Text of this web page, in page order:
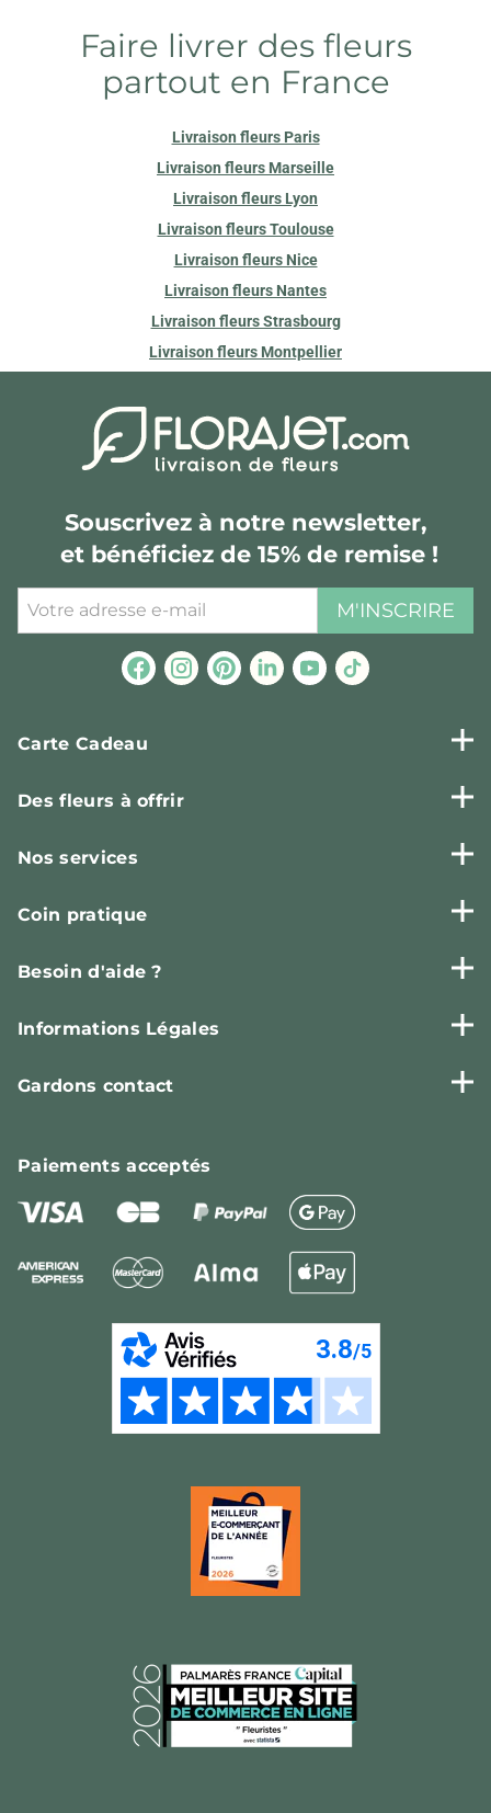
Faire livrer des fleurs
partout en France
Livraison fleurs Paris
Livraison fleurs Marseille
Livraison fleurs Lyon
Livraison fleurs Toulouse
Livraison fleurs Nice
Livraison fleurs Nantes
Livraison fleurs Strasbourg
Livraison fleurs Montpellier
Souscrivez à notre newsletter,
et bénéficiez de 15% de remise !
M'INSCRIRE
Carte Cadeau
Des fleurs à offrir
Nos services
Coin pratique
Besoin d'aide ?
Informations Légales
Gardons contact
Paiementsacceptés